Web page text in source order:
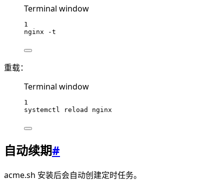
Terminal window
1
nginx
-t
重载：
Terminal window
1
systemctl
reload nginx
自动续期#
acme.sh 安装后会自动创建定时任务。